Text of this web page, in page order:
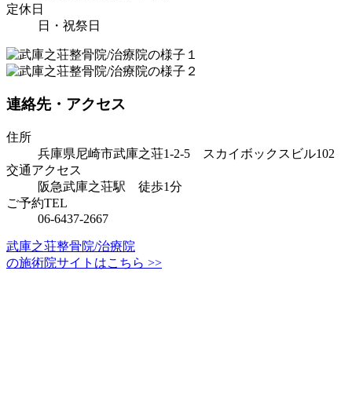
定休日
日・祝祭日
連絡先・アクセス
住所
兵庫県尼崎市武庫之荘1-2-5 スカイボックスビル102
交通アクセス
阪急武庫之荘駅 徒歩1分
ご予約TEL
06-6437-2667
武庫之荘整骨院/治療院
の施術院サイトはこちら >>